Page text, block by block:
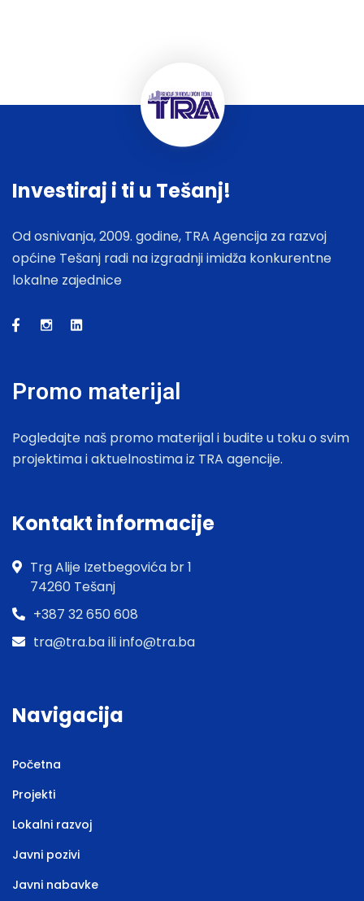
Investiraj i ti u Tešanj!
Od osnivanja, 2009. godine, TRA Agencija za razvoj
općine Tešanj radi na izgradnji imidža konkurentne
lokalne zajednice
Promo materijal
Pogledajte naš promo materijal i budite u toku o svim
projektima i aktuelnostima iz TRA agencije.
Kontakt informacije
Trg Alije Izetbegovića br 1
74260 Tešanj
+387 32 650 608
tra@tra.ba ili info@tra.ba
Navigacija
Početna
Projekti
Lokalni razvoj
Javni pozivi
Javni nabavke